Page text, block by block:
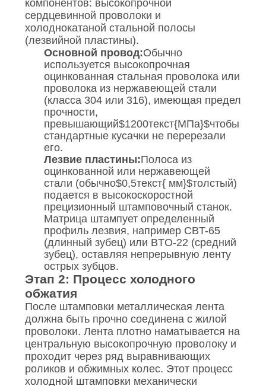
компонентов: высокопрочной
сердцевинной проволоки и
холоднокатаной стальной полосы
(лезвийной пластины).
Основной провод:Обычно
используется высокопрочная
оцинкованная стальная проволока или
проволока из нержавеющей стали
(класса 304 или 316), имеющая предел
прочности,
превышающий$1200текст{МПа}$чтобы
стандартные кусачки не перерезали
его.
Лезвие пластины:Полоса из
оцинкованной или нержавеющей
стали (обычно$0,5текст{ мм}$толстый)
подается в высокоскоростной
прецизионный штамповочный станок.
Матрица штампует определенный
профиль лезвия, например CBT-65
(длинный зубец) или BTO-22 (средний
зубец), оставляя непрерывную ленту
острых зубцов.
Этап 2: Процесс холодного
обжатия
После штамповки металлическая лента
должна быть прочно соединена с жилой
проволоки. Лента плотно наматывается на
центральную высокопрочную проволоку и
проходит через ряд выравнивающих
роликов и обжимных колес. Этот процесс
холодной штамповки механически